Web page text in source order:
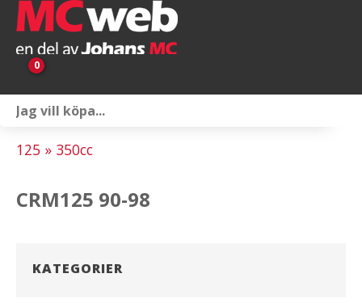
0
125 » 350cc
CRM125 90-98
KATEGORIER